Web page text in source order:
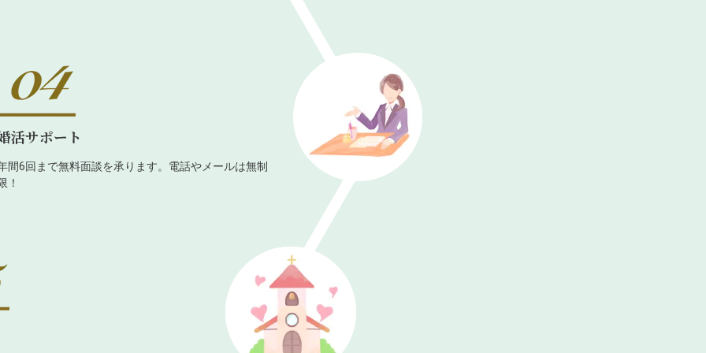
活サポート
間6回まで無料面談を承ります。電話やメールは無制
！